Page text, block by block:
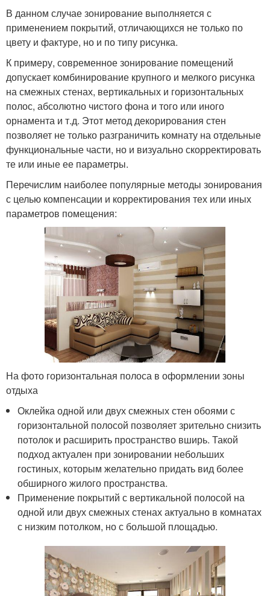
В данном случае зонирование выполняется с
применением покрытий, отличающихся не только по
цвету и фактуре, но и по типу рисунка.
К примеру, современное зонирование помещений
допускает комбинирование крупного и мелкого рисунка
на смежных стенах, вертикальных и горизонтальных
полос, абсолютно чистого фона и того или иного
орнамента и т.д. Этот метод декорирования стен
позволяет не только разграничить комнату на отдельные
функциональные части, но и визуально скорректировать
те или иные ее параметры.
Перечислим наиболее популярные методы зонирования
с целью компенсации и корректирования тех или иных
параметров помещения:
На фото горизонтальная полоса в оформлении зоны
отдыха
Оклейка одной или двух смежных стен обоями с
горизонтальной полосой позволяет зрительно снизить
потолок и расширить пространство вширь. Такой
подход актуален при зонировании небольших
гостиных, которым желательно придать вид более
обширного жилого пространства.
Применение покрытий с вертикальной полосой на
одной или двух смежных стенах актуально в комнатах
с низким потолком, но с большой площадью.